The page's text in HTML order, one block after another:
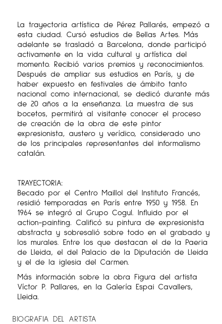
La trayectoria artística de Pérez Pallarés, empezó a
esta ciudad. Cursó estudios de Bellas Artes. Más
adelante se trasladó a Barcelona, ​​donde participó
activamente en la vida cultural y artística del
momento. Recibió varios premios y reconocimientos.
Después de ampliar sus estudios en París, y de
haber expuesto en festivales de ámbito tanto
nacional como internacional, se dedicó durante más
de 20 años a la enseñanza. La muestra de sus
bocetos, permitirá al visitante conocer el proceso
de creación de la obra de este pintor
expresionista, austero y verídico, considerado uno
de los principales representantes del informalismo
catalán.
TRAYECTORIA:
Becado por el Centro Maillol del Instituto Francés,
residió temporadas en París entre 1950 y 1958. En
1964 se integró al Grupo Cogul. Influido por el
action-painting. Calificó su pintura de expresionista
abstracta y sobresalió sobre todo en el grabado y
los murales. Entre los que destacan el de la Paeria
de Lleida, el del Palacio de la Diputación de Lleida
y el de la iglesia del Carmen.
Más información sobre la obra Figura del artista
Víctor P. Pallares, en la Galería Espai Cavallers,
Lleida.
BIOGRAFIA DEL ARTISTA